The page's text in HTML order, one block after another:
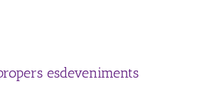
esdeveniments